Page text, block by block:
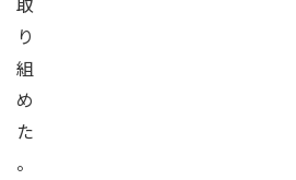
り
組
め
た
。